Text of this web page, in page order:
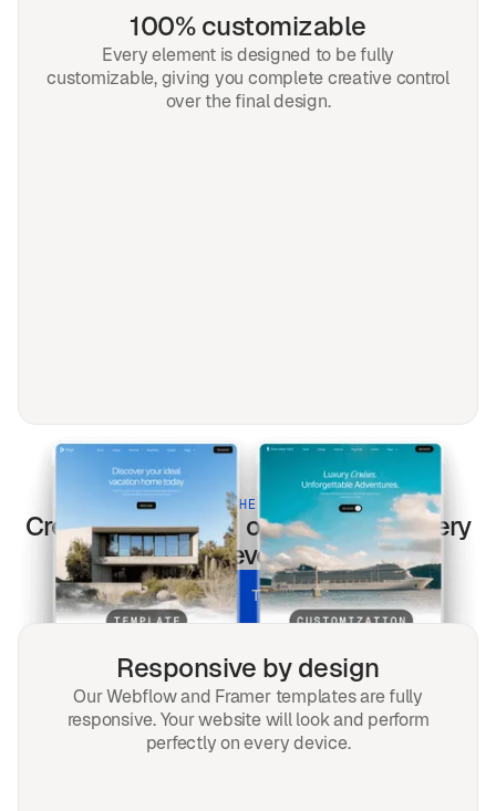
100% customizable
Every element is designed to be fully
customizable, giving you complete creative control
over the final design.
BUILT FOR THE MODERN WEB
Cremetemplates optimized for every
screen & every search.
UNLOCK ALL TEMPLATES
Responsive by design
Our Webflow and Framer templates are fully
responsive. Your website will look and perform
perfectly on every device.